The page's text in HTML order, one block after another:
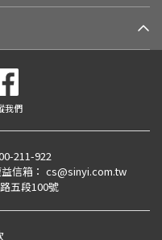
我們
211-922
信箱： cs@sinyi.com.tw
五段100號